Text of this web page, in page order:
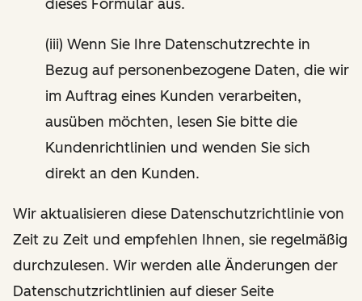
dieses Formular aus.
(iii) Wenn Sie Ihre Datenschutzrechte in
Bezug auf personenbezogene Daten, die wir
im Auftrag eines Kunden verarbeiten,
ausüben möchten, lesen Sie bitte die
Kundenrichtlinien und wenden Sie sich
direkt an den Kunden.
Wir aktualisieren diese Datenschutzrichtlinie von
Zeit zu Zeit und empfehlen Ihnen, sie regelmäßig
durchzulesen. Wir werden alle Änderungen der
Datenschutzrichtlinien auf dieser Seite